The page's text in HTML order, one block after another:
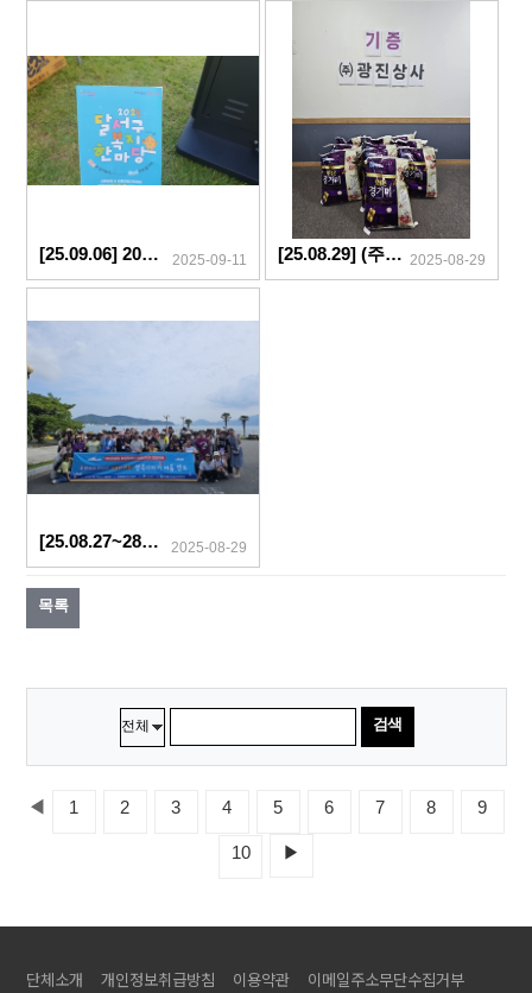
[25.09.06] 2025 달서구복지한마당 2025-09-11 [25.08.29] (주)광진상사 쌀 후원 2025-08-29
[25.08.27~28] 사회문화항상프로그램 <2025년 여름 켐프> 2025-08-29
목록
검색
◀ 1 2 3 4 5 6 7 8 9
10 ▶
단체소개 개인정보취급방침 이용약관 이메일주소무단수집거부